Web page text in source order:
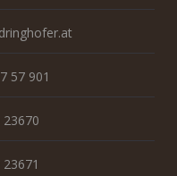
57 901